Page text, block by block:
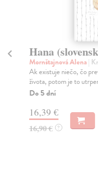
Hana
Mornštajnová Alena|
Ak existuje niečo, čo
života, potom je to
Do 5 dní
16,39 €
16,90 € ?